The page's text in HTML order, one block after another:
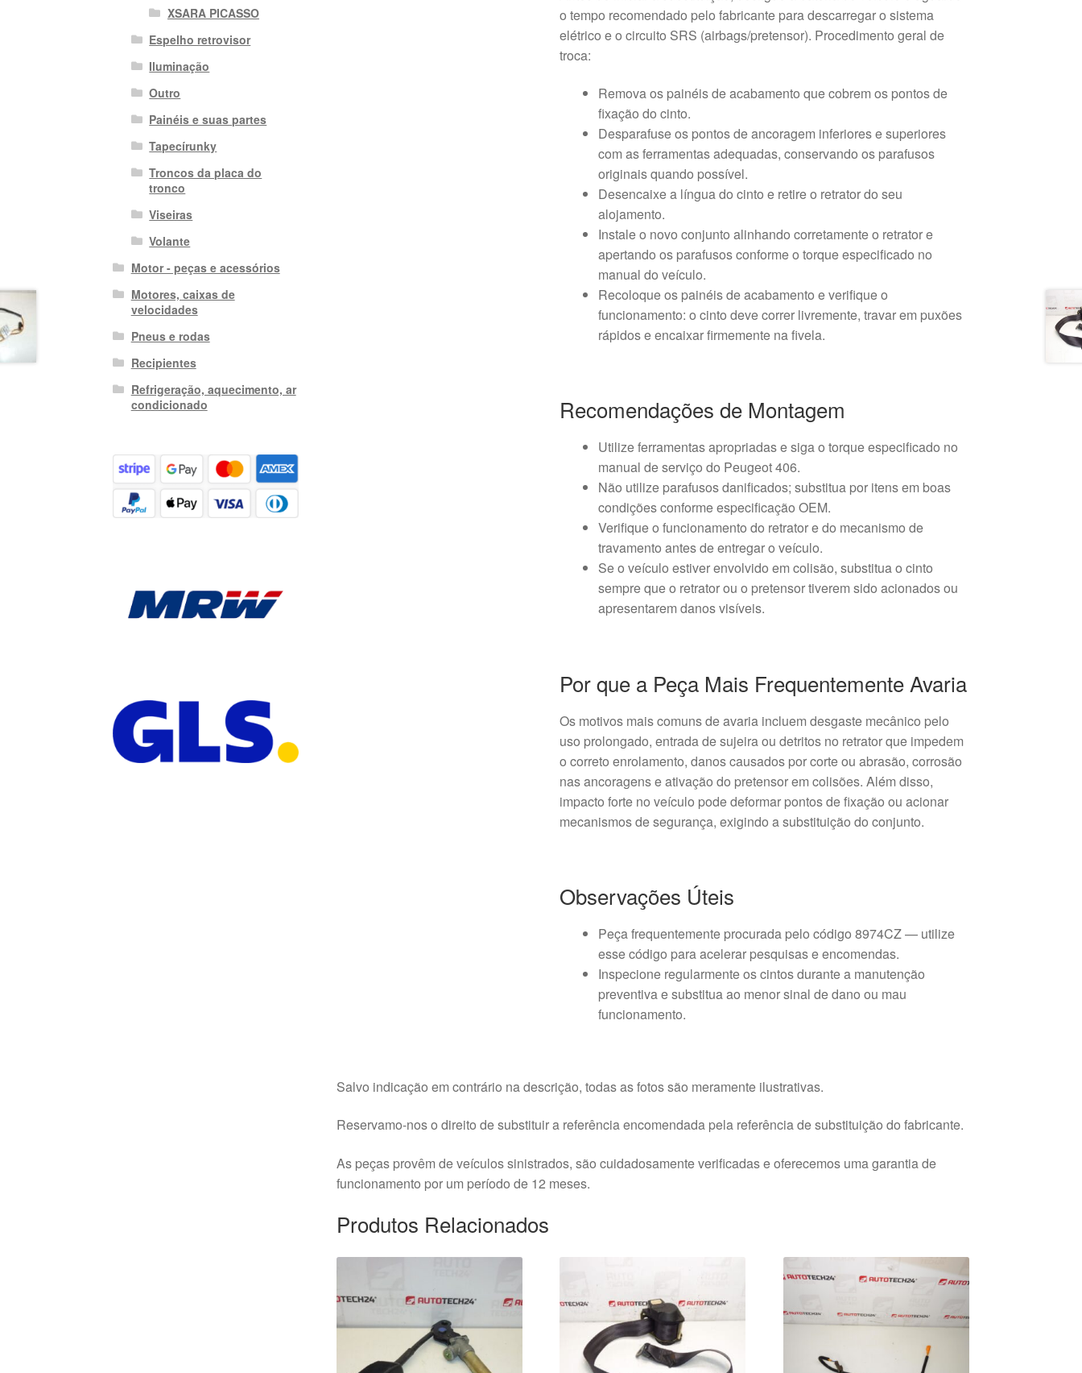
o tempo recomendado pelo fabricante para descarregar o sistema
elétrico e o circuito SRS (airbags/pretensor). Procedimento geral de
troca:
Remova os painéis de acabamento que cobrem os pontos de
fixação do cinto.
Desparafuse os pontos de ancoragem inferiores e superiores
com as ferramentas adequadas, conservando os parafusos
originais quando possível.
Desencaixe a língua do cinto e retire o retrator do seu
alojamento.
Instale o novo conjunto alinhando corretamente o retrator e
apertando os parafusos conforme o torque especificado no
manual do veículo.
Recoloque os painéis de acabamento e verifique o
funcionamento: o cinto deve correr livremente, travar em puxões
rápidos e encaixar firmemente na fivela.
Recomendações de Montagem
Utilize ferramentas apropriadas e siga o torque especificado no
manual de serviço do Peugeot 406.
Não utilize parafusos danificados; substitua por itens em boas
condições conforme especificação OEM.
Verifique o funcionamento do retrator e do mecanismo de
travamento antes de entregar o veículo.
Se o veículo estiver envolvido em colisão, substitua o cinto
sempre que o retrator ou o pretensor tiverem sido acionados ou
apresentarem danos visíveis.
Por que a Peça Mais Frequentemente Avaria
Os motivos mais comuns de avaria incluem desgaste mecânico pelo
uso prolongado, entrada de sujeira ou detritos no retrator que impedem
o correto enrolamento, danos causados por corte ou abrasão, corrosão
nas ancoragens e ativação do pretensor em colisões. Além disso,
impacto forte no veículo pode deformar pontos de fixação ou acionar
mecanismos de segurança, exigindo a substituição do conjunto.
Observações Úteis
Peça frequentemente procurada pelo código 8974CZ — utilize
esse código para acelerar pesquisas e encomendas.
Inspecione regularmente os cintos durante a manutenção
preventiva e substitua ao menor sinal de dano ou mau
funcionamento.
Salvo indicação em contrário na descrição, todas as fotos são meramente ilustrativas.
Reservamo-nos o direito de substituir a referência encomendada pela referência de substituição do fabricante.
As peças provêm de veículos sinistrados, são cuidadosamente verificadas e oferecemos uma garantia de
funcionamento por um período de 12 meses.
Produtos Relacionados
XSARA PICASSO
Espelho retrovisor
Iluminação
Outro
Painéis e suas partes
Tapecírunky
Troncos da placa do
tronco
Viseiras
Volante
Motor - peças e acessórios
Motores, caixas de
velocidades
Pneus e rodas
Recipientes
Refrigeração, aquecimento, ar
condicionado